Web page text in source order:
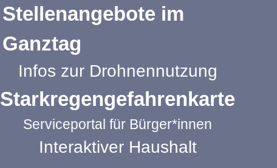
Stellenangebote im
Ganztag
Infos zur Drohnennutzung
Starkregengefahrenkarte
Serviceportal für Bürger*innen
Interaktiver Haushalt